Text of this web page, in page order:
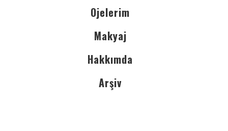
Ojelerim
Makyaj
Hakkımda
Arşiv